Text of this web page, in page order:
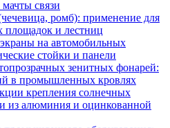
связи
ромб): применение для
площадок и лестниц
на автомобильных
стойки и панели
зенитных фонарей:
в промышленных кровлях
крепления солнечных
из алюминия и оцинкованной